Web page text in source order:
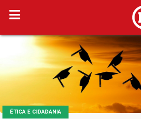
ÉTICA E CIDADANIA